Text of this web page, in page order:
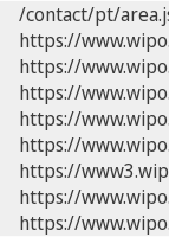
/contact/pt/
https://
https://
https://
https://
https://
https://
https://
https://